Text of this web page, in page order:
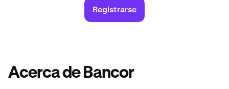
Registrarse
Acerca de Bancor